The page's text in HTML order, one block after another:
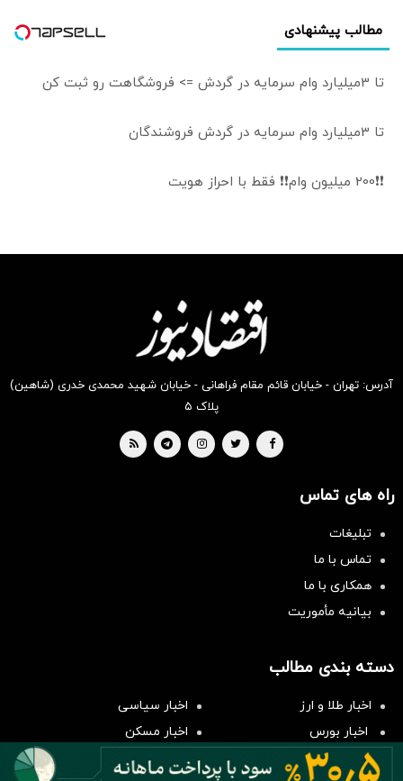
سرمایه گذاری
مطالب پیشنهادی
تا 3میلیارد وام سرمایه در گردش => فروشگاهت رو ثبت کن
تا 3میلیارد وام سرمایه در گردش فروشندگان
❗❗200 میلیون وام❗❗ فقط با احراز هویت
آدرس: تهران - خیابان قائم مقام فراهانی - خیابان شهید محمدی خدری (شاهین)
پلاک ۵
راه های تماس
تبلیغات
تماس با ما
همکاری با ما
بیانیه مأموریت
دسته بندی مطالب
اخبار طلا و ارز
اخبار سیاسی
اخبار بورس
اخبار مسکن
اخبار خودرو
اخبار تکنولوژی